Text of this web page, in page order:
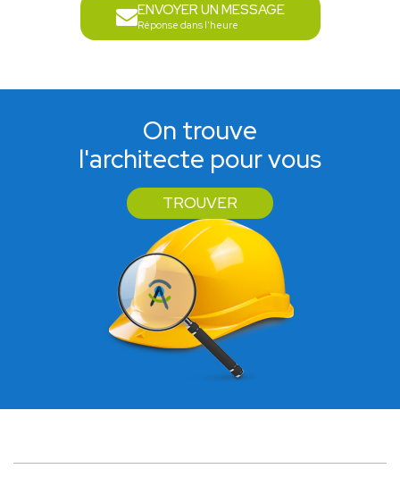
ENVOYER UN MESSAGE
Réponse dans l'heure
On trouve
l'architecte pour vous
TROUVER